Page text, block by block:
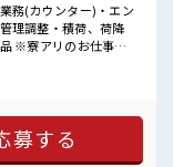
務(カウンター)・エン
理調整・積荷、荷降
！
かしませんか？ ブラ
だけ…という方も
20時間未満で、 ほ
募する